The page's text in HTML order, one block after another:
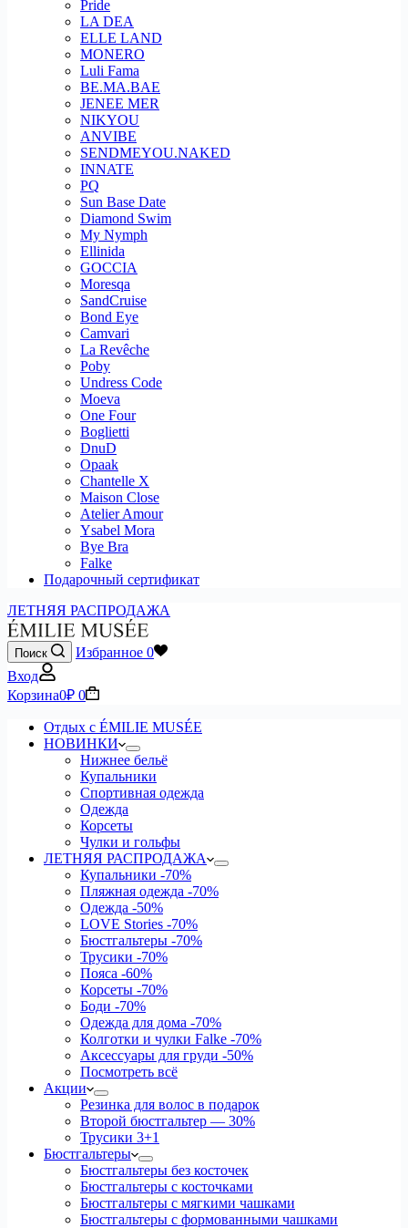
Pride
LA DEA
ELLE LAND
MONERO
Luli Fama
BE.MA.BAE
JENEE MER
NIKYOU
ANVIBE
SENDMEYOU.NAKED
INNATE
PQ
Sun Base Date
Diamond Swim
My Nymph
Ellinida
GOCCIA
Moresqa
SandCruise
Bond Eye
Camvari
La Revêche
Poby
Undress Code
Moeva
One Four
Boglietti
DnuD
Opaak
Chantelle X
Maison Close
Atelier Amour
Ysabel Mora
Bye Bra
Falke
Подарочный сертификат
ЛЕТНЯЯ РАСПРОДАЖА
Поиск Избранное 0
Вход
Корзина0₽ 0
Отдых с ÉMILIE MUSÉE
НОВИНКИ
Нижнее бельё
Купальники
Спортивная одежда
Одежда
Корсеты
Чулки и гольфы
ЛЕТНЯЯ РАСПРОДАЖА
Купальники -70%
Пляжная одежда -70%
Одежда -50%
LOVE Stories -70%
Бюстгальтеры -70%
Трусики -70%
Пояса -60%
Корсеты -70%
Боди -70%
Одежда для дома -70%
Колготки и чулки Falke -70%
Аксессуары для груди -50%
Посмотреть всё
Акции
Резинка для волос в подарок
Второй бюстгальтер — 30%
Трусики 3+1
Бюстгальтеры
Бюстгальтеры без косточек
Бюстгальтеры с косточками
Бюстгальтеры с мягкими чашками
Бюстгальтеры с формованными чашками